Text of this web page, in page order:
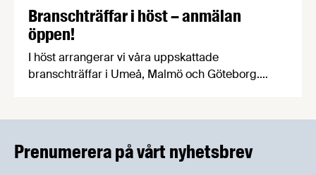
Branschträffar i höst – anmälan
öppen!
I höst arrangerar vi våra uppskattade
branschträffar i Umeå, Malmö och Göteborg.
kan träffa branschkollegor och utbyta
Prenumerera på vårt nyhetsbrev